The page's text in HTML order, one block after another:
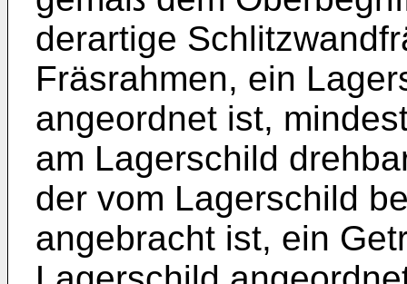
derartige
Fräsrahmen, ein
angeordnet ist,
am Lagerschild
der vom Lagerschild
angebracht ist, ein